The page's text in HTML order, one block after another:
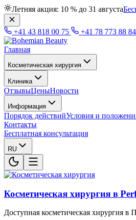
Летняя акция: 10 % до 31 августа
+41 43 818 00 75 +41 78 773 88 84
Главная
Косметическая хирургия
Клиника
ОтзывыЦеныНовости
Информация
Порядок действийУсловия и
Контакты
Бесплатная консультация
RU
Косметическая хирургия в
Доступная косметическая хирургия